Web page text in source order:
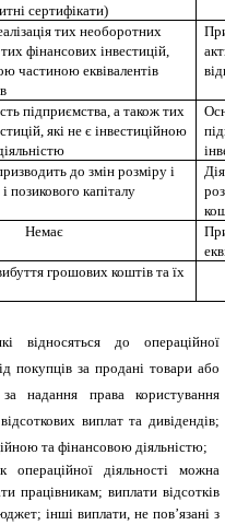
сертифікати)
тих необоротних
фінансових інвестицій,
частиною еквівалентів
підприємства, а також тих
які не є інвестиційною
до змін розміру і
позикового капіталу
Немає
грошових коштів та їх
відносяться до операційної
покупців за продані товари або
надання права користування
виплат та дивідендів;
та фінансовою діяльністю;
діяльності можна
працівникам; виплати відсотків
інші виплати, не пов’язані з